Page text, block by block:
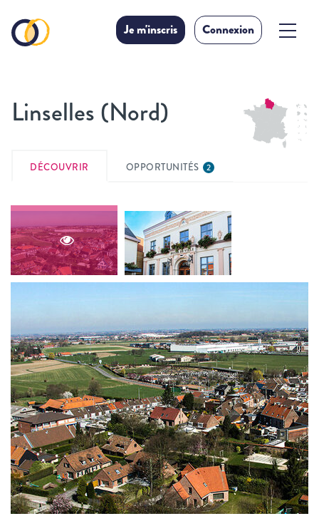
Je m'inscris Connexion
Linselles (Nord)
DÉCOUVRIR OPPORTUNITÉS 2